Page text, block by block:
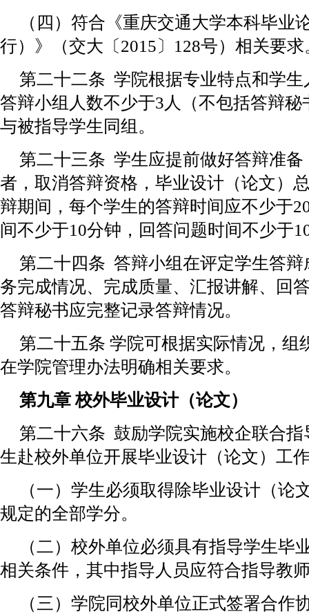
（四）符合《重庆交通大学本科毕业
行）》（交大〔2015〕128号）相关要求
第二十二条 学院根据专业特点和学
答辩小组人数不少于3人（不包括答辩
与被指导学生同组。
第二十三条 学生应提前做好答辩准
者，取消答辩资格，毕业设计（论文）
辩期间，每个学生的答辩时间应不少于
间不少于10分钟，回答问题时间不少于
第二十四条 答辩小组在评定学生答
务完成情况、完成质量、汇报讲解、回
答辩秘书应完整记录答辩情况。
第二十五条 学院可根据实际情况，组
在学院管理办法明确相关要求。
第九章 校外毕业设计（论文）
第二十六条 鼓励学院实施校企联合
生赴校外单位开展毕业设计（论文）工
（一）学生必须取得除毕业设计（论
规定的全部学分。
（二）校外单位必须具有指导学生毕
相关条件，其中指导人员应符合指导教
（三）学院同校外单位正式签署合作